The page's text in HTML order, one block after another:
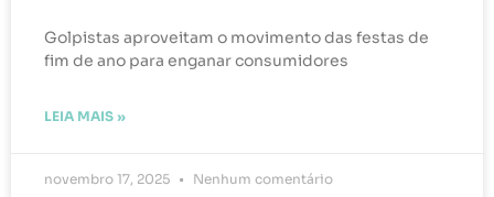
Golpistas aproveitam o movimento das festas de
fim de ano para enganar consumidores
LEIA MAIS »
novembro 17, 2025 Nenhum comentário